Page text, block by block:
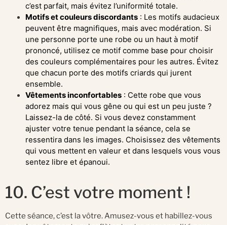
c’est parfait, mais évitez l’uniformité totale.
Motifs et couleurs discordants : Les motifs audacieux
peuvent être magnifiques, mais avec modération. Si
une personne porte une robe ou un haut à motif
prononcé, utilisez ce motif comme base pour choisir
des couleurs complémentaires pour les autres. Évitez
que chacun porte des motifs criards qui jurent
ensemble.
Vêtements inconfortables : Cette robe que vous
adorez mais qui vous gêne ou qui est un peu juste ?
Laissez-la de côté. Si vous devez constamment
ajuster votre tenue pendant la séance, cela se
ressentira dans les images. Choisissez des vêtements
qui vous mettent en valeur et dans lesquels vous vous
sentez libre et épanoui.
10. C’est votre moment !
Cette séance, c’est la vôtre. Amusez-vous et habillez-vous